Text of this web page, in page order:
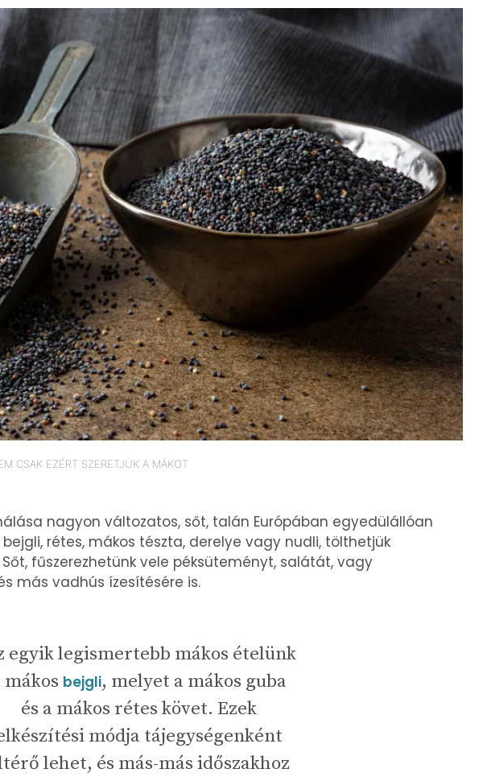
CSAK EZÉRT SZERETJÜK A MÁKOT
nagyon változatos, sőt, talán Európában egyedülállóan
rétes, mákos tészta, derelye vagy nudli, tölthetjük
fűszerezhetünk vele péksüteményt, salátát, vagy
más vadhús ízesítésére is.
egyik legismertebb mákos ételünk
mákos bejgli, melyet a mákos guba
és a mákos rétes követ. Ezek
módja tájegységenként
lehet, és más-más időszakhoz